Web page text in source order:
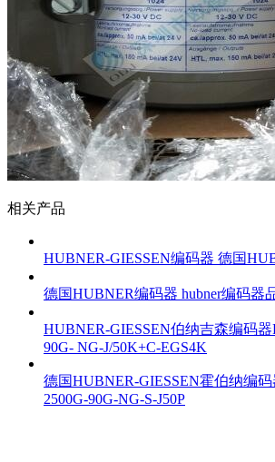
相关产品
HUBNER-GIESSEN编码器 德国
德国HUBNER编码器 hubner编码器
HUBNER-GIESSEN伯纳吉森编码
90G- NG-J/50K+C-EGS4K
德国HUBNER-GIESSEN霍伯纳编
2500G-90G-NG-S-J50P